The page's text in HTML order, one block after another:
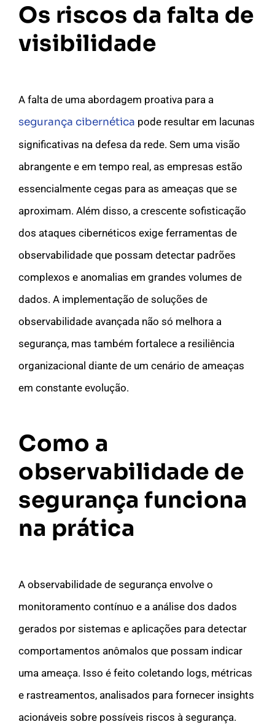
Os riscos da falta de
visibilidade
A falta de uma abordagem proativa para a
segurança cibernética pode resultar em lacunas
significativas na defesa da rede. Sem uma visão
abrangente e em tempo real, as empresas estão
essencialmente cegas para as ameaças que se
aproximam. Além disso, a crescente sofisticação
dos ataques cibernéticos exige ferramentas de
observabilidade que possam detectar padrões
complexos e anomalias em grandes volumes de
dados. A implementação de soluções de
observabilidade avançada não só melhora a
segurança, mas também fortalece a resiliência
organizacional diante de um cenário de ameaças
em constante evolução.
Como a
observabilidade de
segurança funciona
na prática
A observabilidade de segurança envolve o
monitoramento contínuo e a análise dos dados
gerados por sistemas e aplicações para detectar
comportamentos anômalos que possam indicar
uma ameaça. Isso é feito coletando logs, métricas
e rastreamentos, analisados para fornecer insights
acionáveis sobre possíveis riscos à segurança.